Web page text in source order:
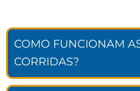
COMO FUNCIONAM
CORRIDAS?